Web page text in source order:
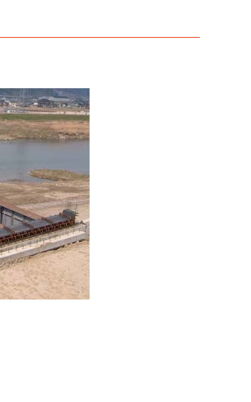
企業としての取り組み